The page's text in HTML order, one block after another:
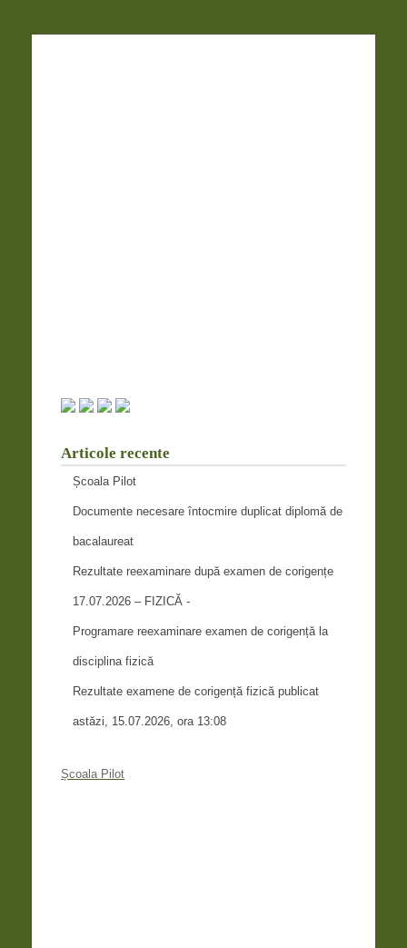
Articole recente
Școala Pilot
Documente necesare întocmire duplicat diplomă de
bacalaureat
Rezultate reexaminare după examen de corigențe
17.07.2026 – FIZICĂ -
Programare reexaminare examen de corigență la
disciplina fizică
Rezultate examene de corigență fizică publicat
astăzi, 15.07.2026, ora 13:08
Școala Pilot